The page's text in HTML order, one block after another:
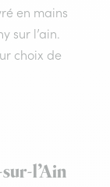
en mains
sur l’ain.
choix de
l’Ain